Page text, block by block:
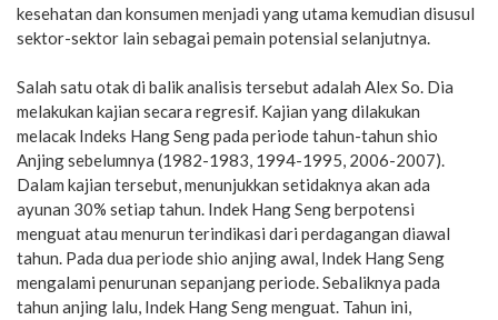
kesehatan dan konsumen menjadi yang utama kemudian disusul
sektor-sektor lain sebagai pemain potensial selanjutnya.
Salah satu otak di balik analisis tersebut adalah Alex So. Dia
melakukan kajian secara regresif. Kajian yang dilakukan
melacak Indeks Hang Seng pada periode tahun-tahun shio
Anjing sebelumnya (1982-1983, 1994-1995, 2006-2007).
Dalam kajian tersebut, menunjukkan setidaknya akan ada
ayunan 30% setiap tahun. Indek Hang Seng berpotensi
menguat atau menurun terindikasi dari perdagangan diawal
tahun. Pada dua periode shio anjing awal, Indek Hang Seng
mengalami penurunan sepanjang periode. Sebaliknya pada
tahun anjing lalu, Indek Hang Seng menguat. Tahun ini,